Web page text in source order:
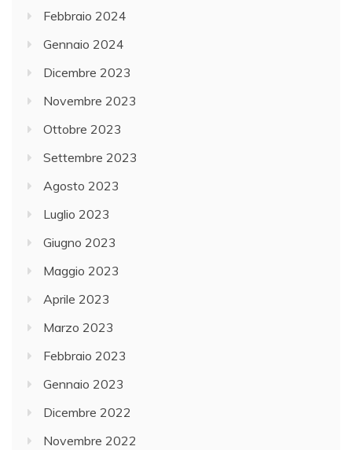
Febbraio 2024
Gennaio 2024
Dicembre 2023
Novembre 2023
Ottobre 2023
Settembre 2023
Agosto 2023
Luglio 2023
Giugno 2023
Maggio 2023
Aprile 2023
Marzo 2023
Febbraio 2023
Gennaio 2023
Dicembre 2022
Novembre 2022